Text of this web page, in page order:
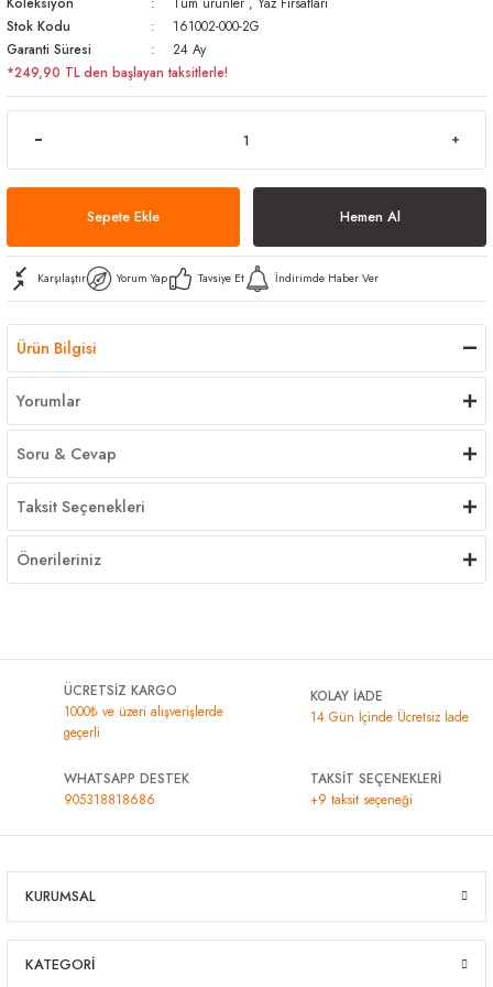
Bezler
Stok Kodu
161002-000-2G
Garanti Süresi
24 Ay
*249,90 TL den başlayan taksitlerle!
Sepete Ekle Hemen Al
Karşılaştır Yorum Yap Tavsiye Et İndirimde Haber Ver
Ürün Bilgisi
Yorumlar
Soru & Cevap
Taksit Seçenekleri
Önerileriniz
ÜCRETSİZ KARGO
1000₺ ve üzeri alışverişlerde
geçerli
KOLAY İADE
14 Gün İçinde Ücretsiz İade
WHATSAPP DESTEK
905318818686
TAKSİT SEÇENEKLERİ
+9 taksit seçeneği
KURUMSAL
KATEGORİ